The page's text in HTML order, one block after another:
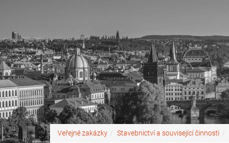
Veřejné zakázky Stavebnictví a související činnosti